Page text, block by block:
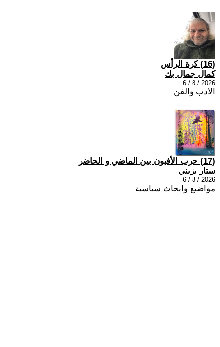
(16) كرة الرأس
كمال جمال بك
2026 / 8 / 6
الادب والفن
(17) حرب الأفيون بين الماضي و الحاضر
ستار بزيني
2026 / 8 / 6
مواضيع وابحاث سياسية